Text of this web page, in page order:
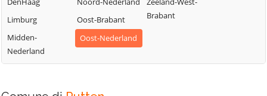
Elburg
Oude IJsselstreek
Zutphen
Limburg
Midden-
Nederland
Oost-Brabant
Oost-Nederland
Brabant